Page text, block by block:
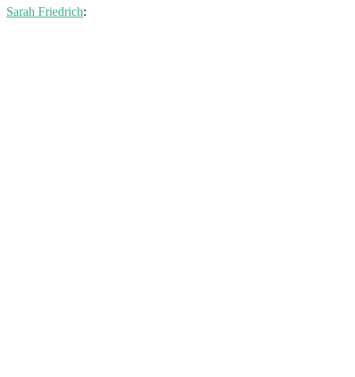
Sarah Friedrich: